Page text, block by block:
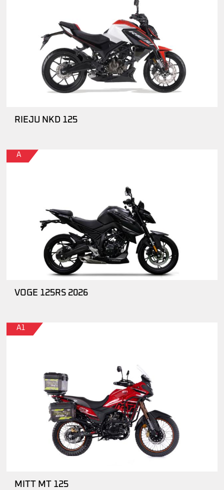
RIEJU NKD 125
A
VOGE 125RS 2026
A1
MITT MT 125